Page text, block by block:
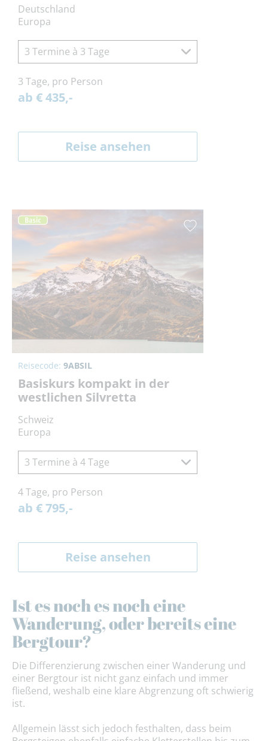
Deutschland
Europa
3 Termine à 3 Tage
3 Tage, pro Person
ab € 435,-
Reise ansehen
Reisecode: 9ABSIL
Basiskurs kompakt in der
westlichen Silvretta
Schweiz
Europa
3 Termine à 4 Tage
4 Tage, pro Person
ab € 795,-
Reise ansehen
Ist es noch es noch eine
Wanderung, oder bereits eine
Bergtour?
Die Differenzierung zwischen einer Wanderung und
einer Bergtour ist nicht ganz einfach und immer
fließend, weshalb eine klare Abgrenzung oft schwierig
ist.
Allgemein lässt sich jedoch festhalten, dass beim